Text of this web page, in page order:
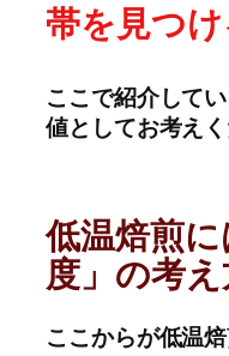
帯を見つけ
ここで紹介して
値としてお考えく
低温焙煎
度」の考
ここからが低温